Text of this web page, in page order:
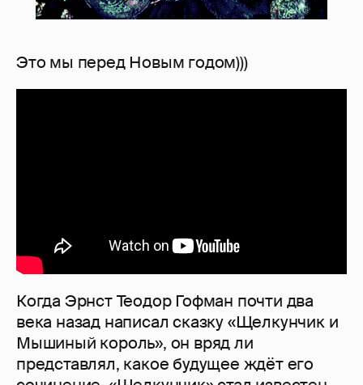
Это мы перед Новым годом)))
Когда Эрнст Теодор Гофман почти два
века назад написал сказку «Щелкунчик и
Мышиный король», он вряд ли
представлял, какое будущее ждёт его